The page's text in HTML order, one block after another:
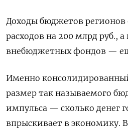
Доходы бюджетов регионов
расходов на 200 млрд руб., а
внебюджетных фондов —
Именно
размер так называемого
импульса — сколько денег
впрыскивает в экономику.